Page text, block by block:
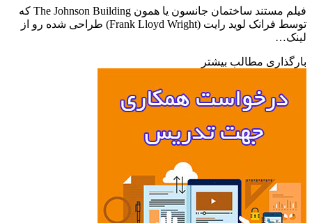
فیلم مستند ساختمان جانسون یا همون The Johnson Building که
توسط فرانک لوید رایت (Frank Lloyd Wright) طراحی شده رو از
مطالب بیشتر